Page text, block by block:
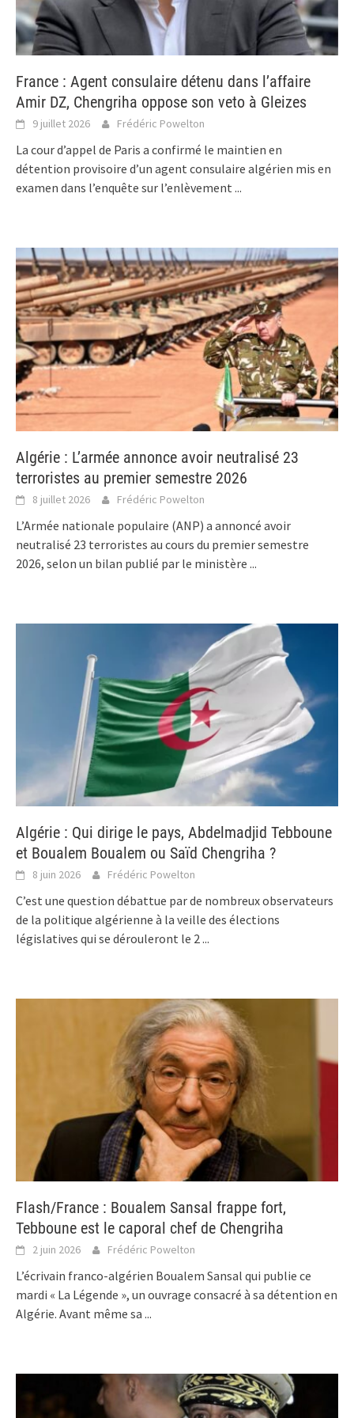
France : Agent consulaire détenu dans l’affaire
Amir DZ, Chengriha oppose son veto à Gleizes
9 juillet 2026 Frédéric Powelton
La cour d’appel de Paris a confirmé le maintien en
détention provisoire d’un agent consulaire algérien mis en
examen dans l’enquête sur l’enlèvement ...
Algérie : L’armée annonce avoir neutralisé 23
terroristes au premier semestre 2026
8 juillet 2026 Frédéric Powelton
L’Armée nationale populaire (ANP) a annoncé avoir
neutralisé 23 terroristes au cours du premier semestre
2026, selon un bilan publié par le ministère ...
Algérie : Qui dirige le pays, Abdelmadjid Tebboune
et Boualem Boualem ou Saïd Chengriha ?
8 juin 2026 Frédéric Powelton
C’est une question débattue par de nombreux observateurs
de la politique algérienne à la veille des élections
législatives qui se dérouleront le 2 ...
Flash/France : Boualem Sansal frappe fort,
Tebboune est le caporal chef de Chengriha
2 juin 2026 Frédéric Powelton
L’écrivain franco-algérien Boualem Sansal qui publie ce
mardi « La Légende », un ouvrage consacré à sa détention en
Algérie. Avant même sa ...